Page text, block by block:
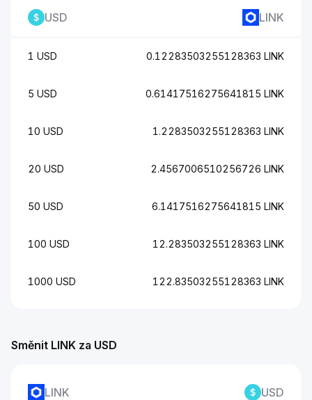
Směnit LINK za USD
LINK USD
USD LINK
1 USD 0.12283503255128363 LINK
5 USD 0.61417516275641815 LINK
10 USD 1.2283503255128363 LINK
20 USD 2.4567006510256726 LINK
50 USD 6.1417516275641815 LINK
100 USD 12.283503255128363 LINK
1000 USD 122.83503255128363 LINK